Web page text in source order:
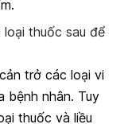
thuốc sau để
trở các loại vi
bệnh nhân. Tuy
thuốc và liều